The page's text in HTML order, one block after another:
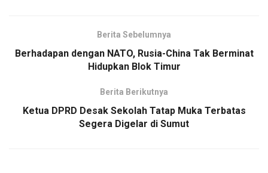
Berita Sebelumnya
Berhadapan dengan NATO, Rusia-China Tak Berminat
Hidupkan Blok Timur
Berita Berikutnya
Ketua DPRD Desak Sekolah Tatap Muka Terbatas
Segera Digelar di Sumut